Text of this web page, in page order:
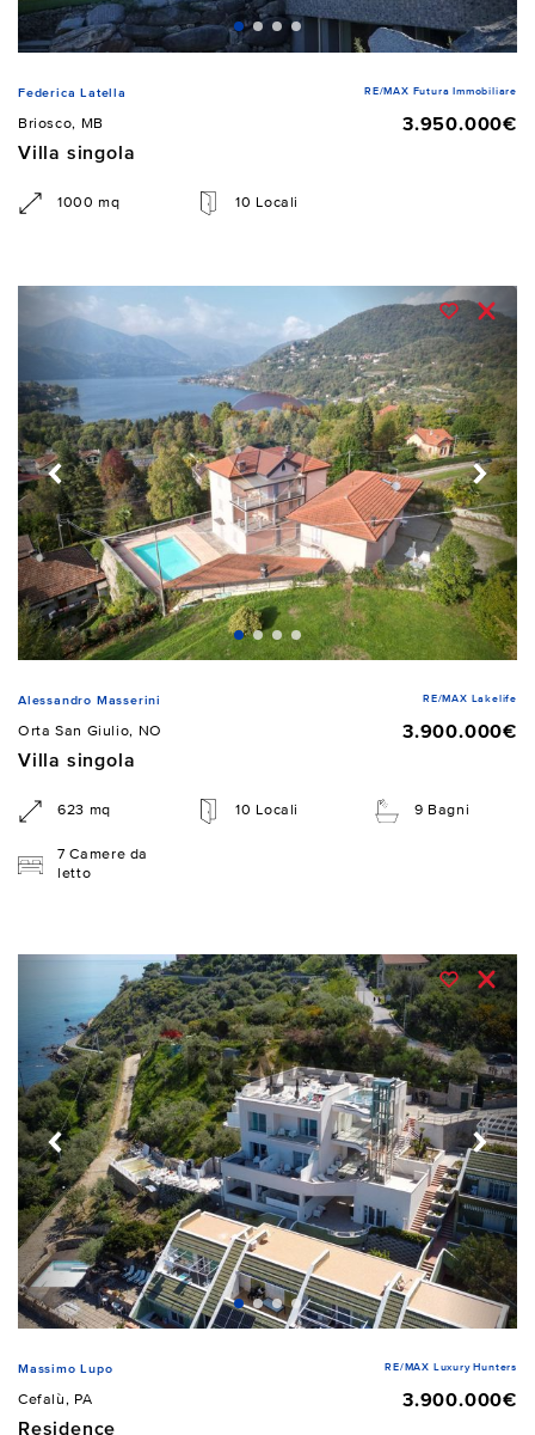
Federica Latella RE/MAX Futura Immobiliare
Briosco, MB
3.950.000€
Villa singola
1000 mq 10 Locali
Alessandro Masserini RE/MAX Lakelife
Orta San Giulio, NO
3.900.000€
Villa singola
623 mq 10 Locali 9 Bagni
7 Camere da
letto
Massimo Lupo RE/MAX Luxury Hunters
Cefalù, PA
3.900.000€
Residence